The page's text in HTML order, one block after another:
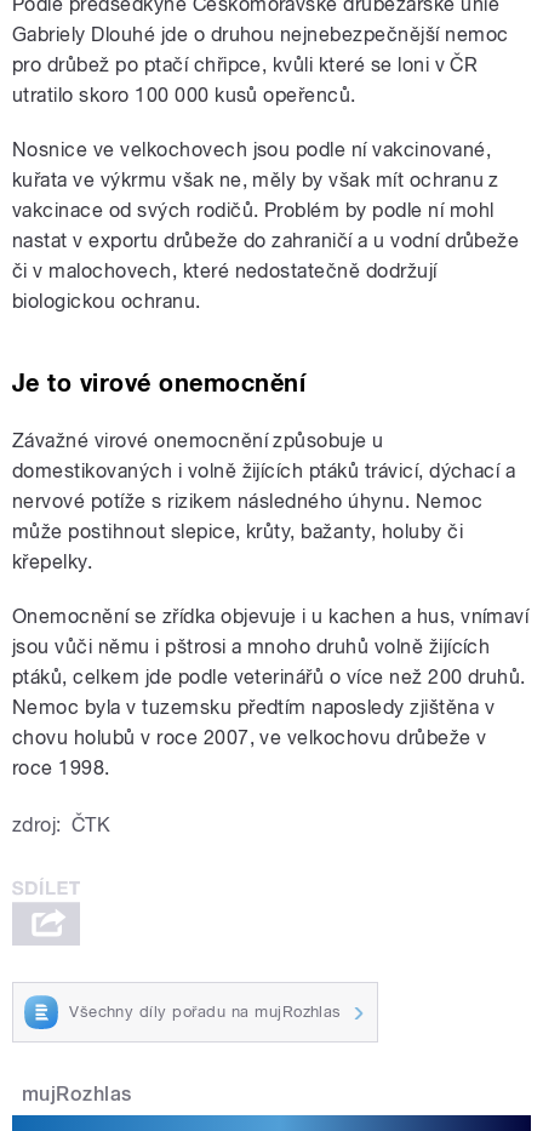
Gabriely Dlouhé jde o druhou nejnebezpečnější nemoc
pro drůbež po ptačí chřipce, kvůli které se loni v ČR
utratilo skoro 100 000 kusů opeřenců.
Nosnice ve velkochovech jsou podle ní vakcinované,
kuřata ve výkrmu však ne, měly by však mít ochranu z
vakcinace od svých rodičů. Problém by podle ní mohl
nastat v exportu drůbeže do zahraničí a u vodní drůbeže
či v malochovech, které nedostatečně dodržují
biologickou ochranu.
Je to virové onemocnění
Závažné virové onemocnění způsobuje u
domestikovaných i volně žijících ptáků trávicí, dýchací a
nervové potíže s rizikem následného úhynu. Nemoc
může postihnout slepice, krůty, bažanty, holuby či
křepelky.
Onemocnění se zřídka objevuje i u kachen a hus, vnímaví
jsou vůči němu i pštrosi a mnoho druhů volně žijících
ptáků, celkem jde podle veterinářů o více než 200 druhů.
Nemoc byla v tuzemsku předtím naposledy zjištěna v
chovu holubů v roce 2007, ve velkochovu drůbeže v
roce 1998.
zdroj: ČTK
Všechny díly pořadu na mujRozhlas
mujRozhlas